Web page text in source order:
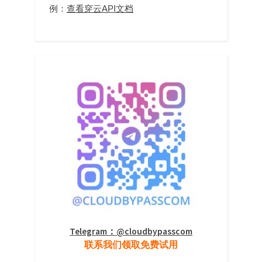
例： 查看穿云API文档
Telegram：@cloudbypasscom
联系我们领取免费试用